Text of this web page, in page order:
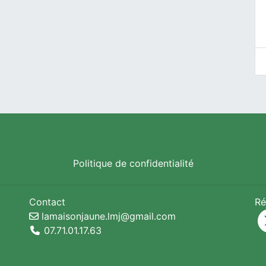
Politique de confidentialité
Contact
lamaisonjaune.lmj@gmail.com
07.71.01.17.63